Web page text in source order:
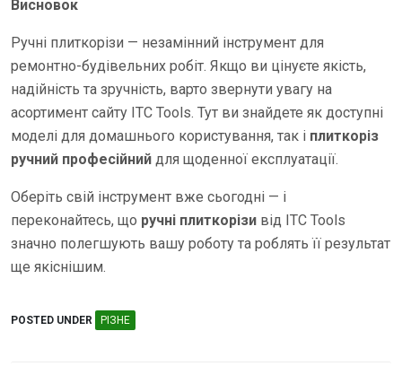
Висновок
Ручні плиткорізи — незамінний інструмент для
ремонтно-будівельних робіт. Якщо ви цінуєте якість,
надійність та зручність, варто звернути увагу на
асортимент сайту ITC Tools. Тут ви знайдете як доступні
моделі для домашнього користування, так і плиткоріз
ручний професійний для щоденної експлуатації.
Оберіть свій інструмент вже сьогодні — і
переконайтесь, що ручні плиткорізи від ITC Tools
значно полегшують вашу роботу та роблять її результат
ще якіснішим.
POSTED UNDER РІЗНЕ